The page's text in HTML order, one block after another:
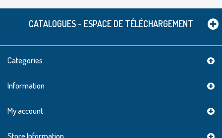
CATALOGUES - ESPACE DE TÉLÉCHARGEMENT
Categories
Information
My account
Store Information